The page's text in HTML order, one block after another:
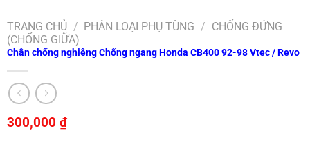
TRANG CHỦ / PHÂN LOẠI PHỤ TÙNG / CHỐNG ĐỨNG
(CHỐNG GIỮA)
Chân chống nghiêng Chống ngang Honda CB400 92-98 Vtec / Revo
300,000 ₫